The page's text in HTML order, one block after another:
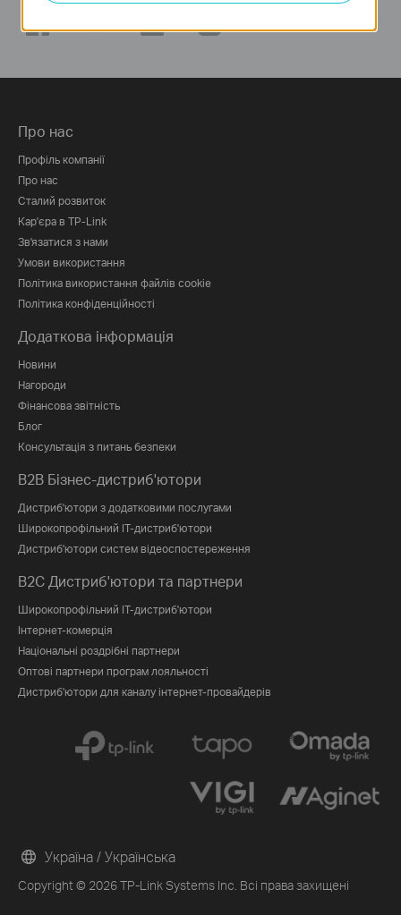
Про нас
Профіль компанії
Про нас
Сталий розвиток
Кар'єра в TP-Link
Зв'язатися з нами
Умови використання
Політика використання файлів cookie
Політика конфіденційності
Додаткова інформація
Новини
Нагороди
Фінансова звітність
Блог
Консультація з питань безпеки
B2B Бізнес-дистриб'ютори
Дистриб'ютори з додатковими послугами
Широкопрофільний IT-дистриб'ютори
Дистриб'ютори систем відеоспостереження
B2C Дистриб'ютори та партнери
Широкопрофільний IT-дистриб'ютори
Інтернет-комерція
Національні роздрібні партнери
Оптові партнери програм лояльності
Дистриб'ютори для каналу інтернет-провайдерів
Copyright © 2026 TP-Link Systems Inc. Всі права захищені
Україна / Українська